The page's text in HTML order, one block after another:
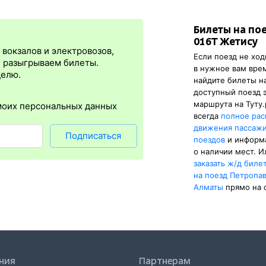
Электронная регистрация— это
в том, что не требуется ехать на вокзал и покупать
доступна почти для всех заказов,
исключение составляют
понадобится оригинал удостоверения личности, указанный
электронной регистрации еще и распечатка посадочного
и электровозов,
билеты.
персональных данных
Подписаться
Билеты на
016Т Жетису
Если поезд не
в нужное вам
найдите билеты
доступный поезд
маршрута на
всегда полное
движения
поездов и
о наличии мест.
заказатьж/д
на поезд
Алматы прямо на
Партнерам